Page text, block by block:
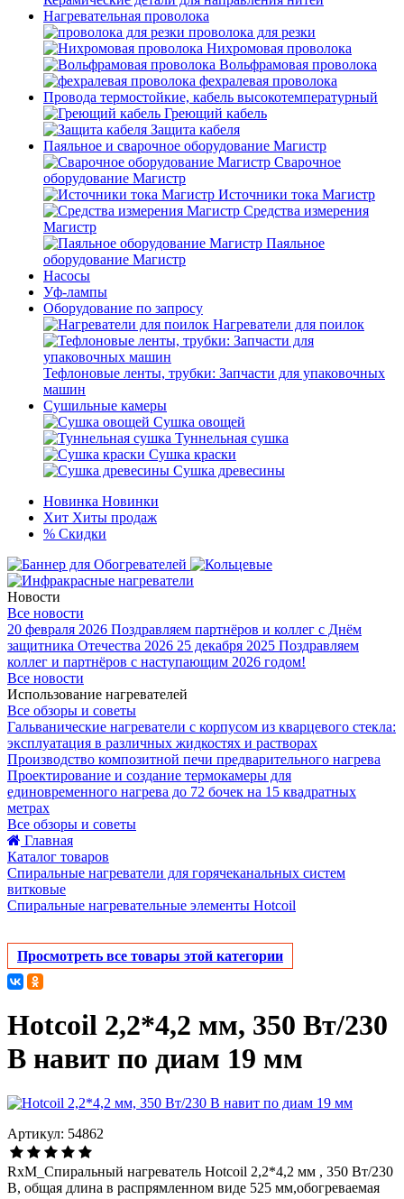
Нагревательная проволока
проволока для резки
Нихромовая проволока
Вольфрамовая проволока
фехралевая проволока
Провода термостойкие, кабель высокотемпературный
Греющий кабель
Защита кабеля
Паяльное и сварочное оборудование Магистр
Сварочное
оборудование Магистр
Источники тока Магистр
Средства измерения
Магистр
Паяльное
оборудование Магистр
Насосы
Уф-лампы
Оборудование по запросу
Нагреватели для поилок
Тефлоновые ленты, трубки: Запчасти для упаковочных
машин
Сушильные камеры
Сушка овощей
Туннельная сушка
Сушка краски
Сушка древесины
Новинка Новинки
Хит Хиты продаж
% Скидки
Новости
Все новости
20 февраля 2026 Поздравляем партнёров и коллег с Днём
защитника Отечества 2026 25 декабря 2025 Поздравляем
коллег и партнёров с наступающим 2026 годом!
Все новости
Использование нагревателей
Все обзоры и советы
Гальванические нагреватели с корпусом из кварцевого стекла:
эксплуатация в различных жидкостях и растворах
Производство композитной печи предварительного нагрева
Проектирование и создание термокамеры для
единовременного нагрева до 72 бочек на 15 квадратных
метрах
Все обзоры и советы
Главная
Каталог товаров
Спиральные нагреватели для горячеканальных систем
витковые
Спиральные нагревательные элементы Hotcoil
Просмотреть все товары этой категории
Hotcoil 2,2*4,2 мм, 350 Вт/230
В навит по диам 19 мм
Артикул: 54862
RxM_Спиральный нагреватель Hotcoil 2,2*4,2 мм , 350 Вт/230
В, общая длина в распрямленном виде 525 мм,обогреваемая